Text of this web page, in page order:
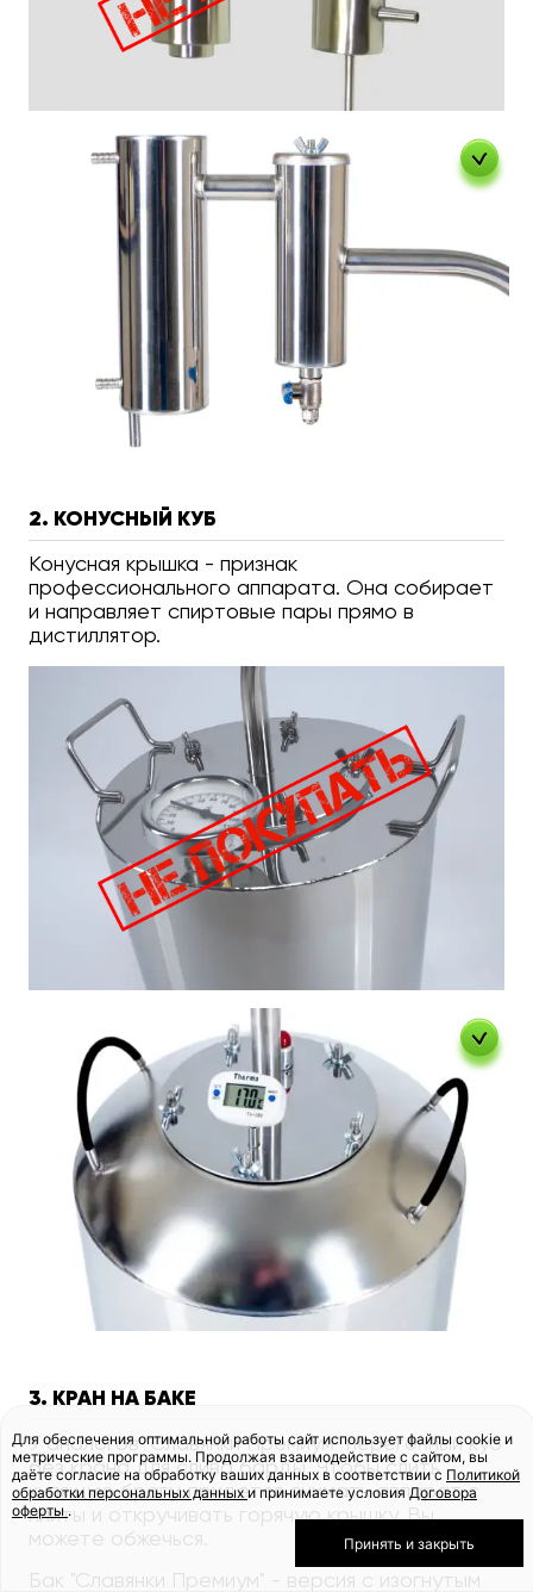
2. КОНУСНЫЙ КУБ
Конусная крышка - признак
профессионального аппарата. Она собирает
и направляет спиртовые пары прямо в
дистиллятор.
3. КРАН НА БАКЕ
У аналогов "Славянки Премиум" перегонный куб
без крана для слива барды. Чтобы слить
кипящую брагу, придется снимать аппарат с
плиты и откручивать горячую крышку. Вы
можете обжечься.
Бак "Славянки Премиум" - версия с изогнутым
Для обеспечения оптимальной работы сайт использует файлы cookie и
метрические программы. Продолжая взаимодействие с сайтом, вы
даёте согласие на обработку ваших данных в соответствии с Политикой
обработки персональных данныхи принимаете условияДоговора
оферты.
Принять и закрыть